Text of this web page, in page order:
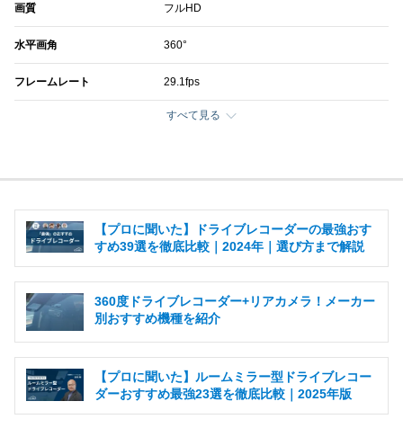
画質 フルHD
水平画角 360°
フレームレート 29.1fps
すべて見る
【プロに聞いた】ドライブレコーダーの最強おす
すめ39選を徹底比較｜2024年｜選び方まで解説
360度ドライブレコーダー+リアカメラ！メーカー
別おすすめ機種を紹介
【プロに聞いた】ルームミラー型ドライブレコー
ダーおすすめ最強23選を徹底比較｜2025年版